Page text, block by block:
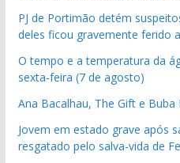
PJ de Portimão detém
deles ficou gravemente ferido
O tempo e a temperatura da
sexta-feira (7 de agosto)
Ana Bacalhau, The Gift e
Jovem em estado grave após
resgatado pelo salva-vida de